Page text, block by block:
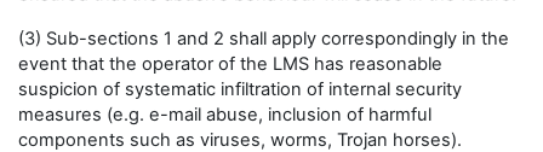
(3) Sub-sections 1 and 2 shall apply correspondingly in the
event that the operator of the LMS has reasonable
suspicion of systematic infiltration of internal security
measures (e.g. e-mail abuse, inclusion of harmful
components such as viruses, worms, Trojan horses).